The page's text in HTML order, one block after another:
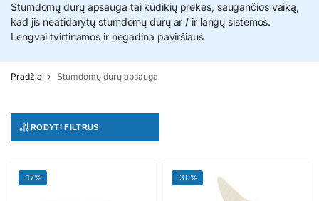
Stumdomų durų apsauga tai kūdikių prekės, saugančios vaiką,
kad jis neatidarytų stumdomų durų ar / ir langų sistemos.
Lengvai tvirtinamos ir negadina paviršiaus
Pradžia Stumdomų durų apsauga
RODYTI FILTRUS
-17% -30%